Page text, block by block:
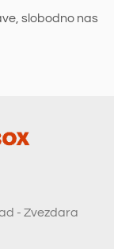
slobodno nas
- Zvezdara